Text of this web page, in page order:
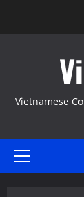
Vietnamese
Primary